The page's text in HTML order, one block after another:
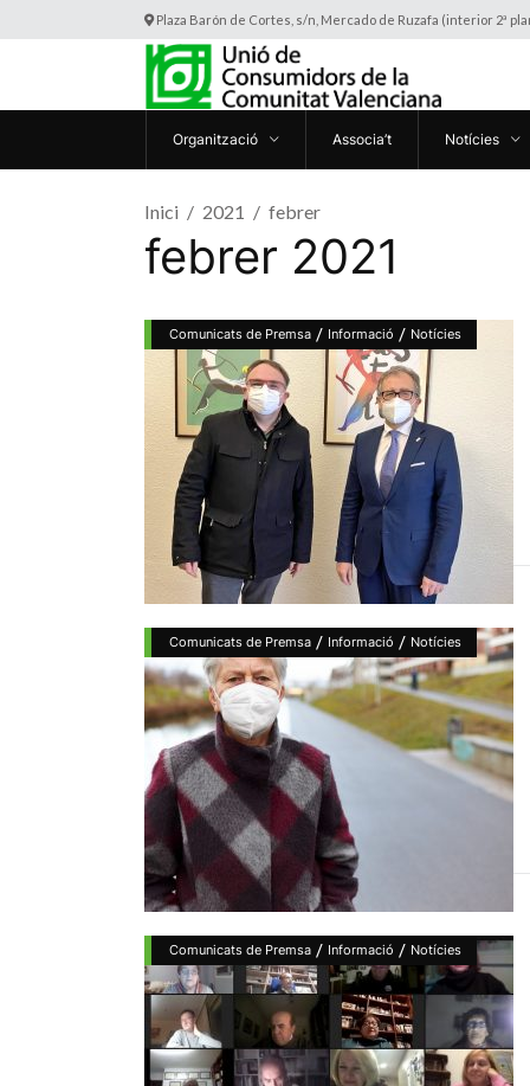
Plaza Barón de Cortes, s/n, Mercado de Ruzafa (interior 2ª
Organització Associa’t Notícies
Inici 2021 febrer
febrer 2021
Comunicats de Premsa / Informació / Notícies
Comunicats de Premsa / Informació / Notícies
Comunicats de Premsa / Informació / Notícies